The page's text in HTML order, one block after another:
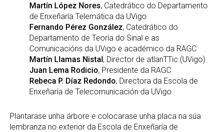
Martín López Nores, Catedrático do Departamento
de Enxeñaría Telemática da UVigo
Fernando Pérez González, Catedrático do
Departamento de Teoría do Sinal e as
Comunicacións da UVigo e académico da RAGC
Martín Llamas Nistal, Director de atlanTTic (UVigo)
Juan Lema Rodicio, Presidente da RAGC
Rebeca P. Díaz Redondo, Directora da Escola de
Enxeñaría de Telecomunicación da UVigo
Plantarase unha árbore e colocarase unha placa na súa
lembranza no exterior da Escola de Enxeñaría de